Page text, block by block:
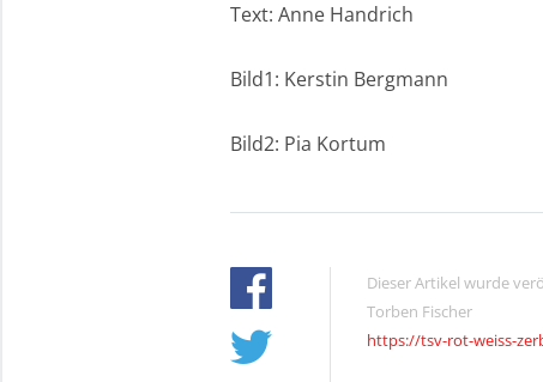
Text: Anne Handrich
Bild1: Kerstin Bergmann
Bild2: Pia Kortum
Dieser Artikel wurde
Torben Fischer
https://tsv-rot-weiss-